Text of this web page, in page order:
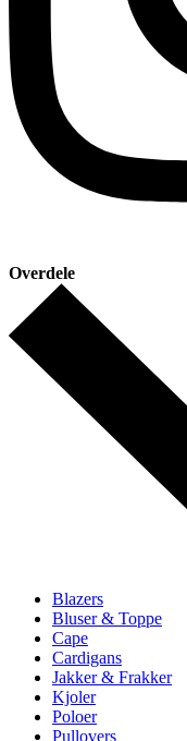
Overdele
Blazers
Bluser & Toppe
Cape
Cardigans
Jakker & Frakker
Kjoler
Poloer
Pullovers